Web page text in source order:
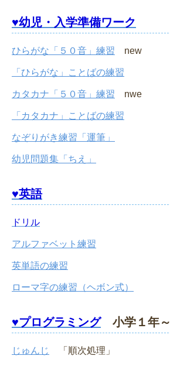
♥幼児・入学準備ワーク
ひらがな「５０音」練習 new
「ひらがな」ことばの練習
カタカナ「５０音」練習 nwe
「カタカナ」ことばの練習
なぞりがき練習「運筆」
幼児問題集「ちえ」
♥英語
ドリル
アルファベット練習
英単語の練習
ローマ字の練習（ヘボン式）
♥プログラミング小学１年～
じゅんじ 「順次処理」